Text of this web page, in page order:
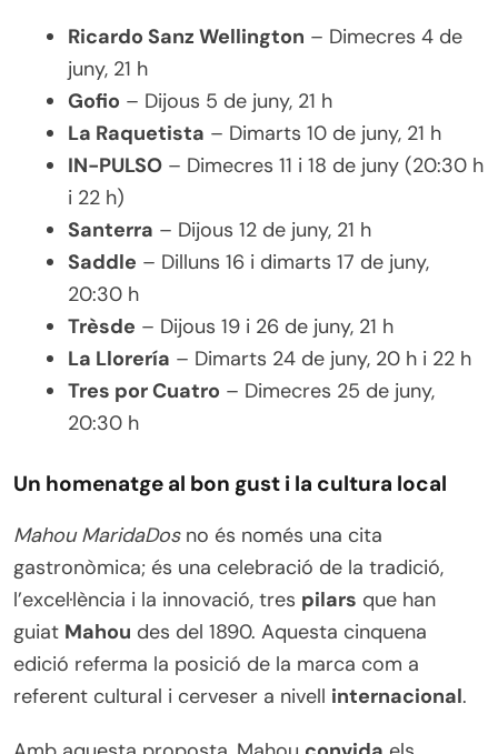
Ricardo Sanz Wellington – Dimecres 4 de
juny, 21 h
Gofio – Dijous 5 de juny, 21 h
La Raquetista – Dimarts 10 de juny, 21 h
IN-PULSO – Dimecres 11 i 18 de juny (20:30 h
i 22 h)
Santerra – Dijous 12 de juny, 21 h
Saddle – Dilluns 16 i dimarts 17 de juny,
20:30 h
Trèsde – Dijous 19 i 26 de juny, 21 h
La Llorería – Dimarts 24 de juny, 20 h i 22 h
Tres por Cuatro – Dimecres 25 de juny,
20:30 h
Un homenatge al bon gust i la cultura local
Mahou MaridaDosno és només una cita
gastronòmica; és una celebració de la tradició,
l’excel·lència i la innovació, tres pilars que han
guiat Mahou des del 1890. Aquesta cinquena
edició referma la posició de la marca com a
referent cultural i cerveser a nivell internacional.